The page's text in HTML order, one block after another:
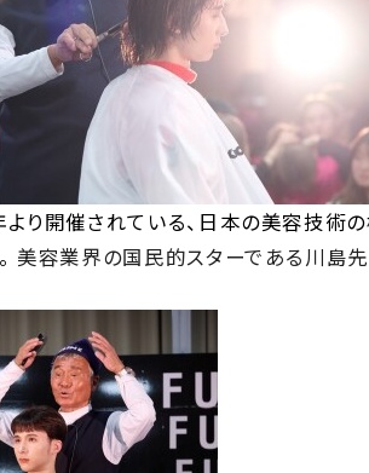
より開催されている、日本の美容技術
美容業界の国民的スターである川島